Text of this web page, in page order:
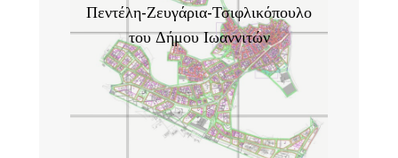
Πεντέλη-Ζευγάρια-Τσιφλικόπουλο
του Δήμου Ιωαννιτών